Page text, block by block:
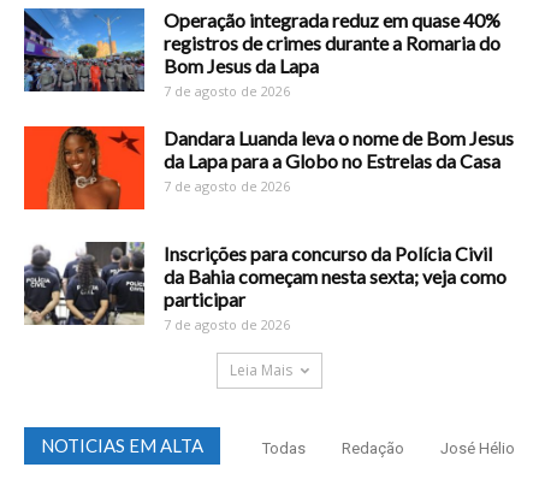
Operação integrada reduz em quase 40%
registros de crimes durante a Romaria do
Bom Jesus da Lapa
7 de agosto de 2026
Dandara Luanda leva o nome de Bom Jesus
da Lapa para a Globo no Estrelas da Casa
7 de agosto de 2026
Inscrições para concurso da Polícia Civil
da Bahia começam nesta sexta; veja como
participar
7 de agosto de 2026
Leia Mais
NOTICIAS EM ALTA Todas Redação José Hélio